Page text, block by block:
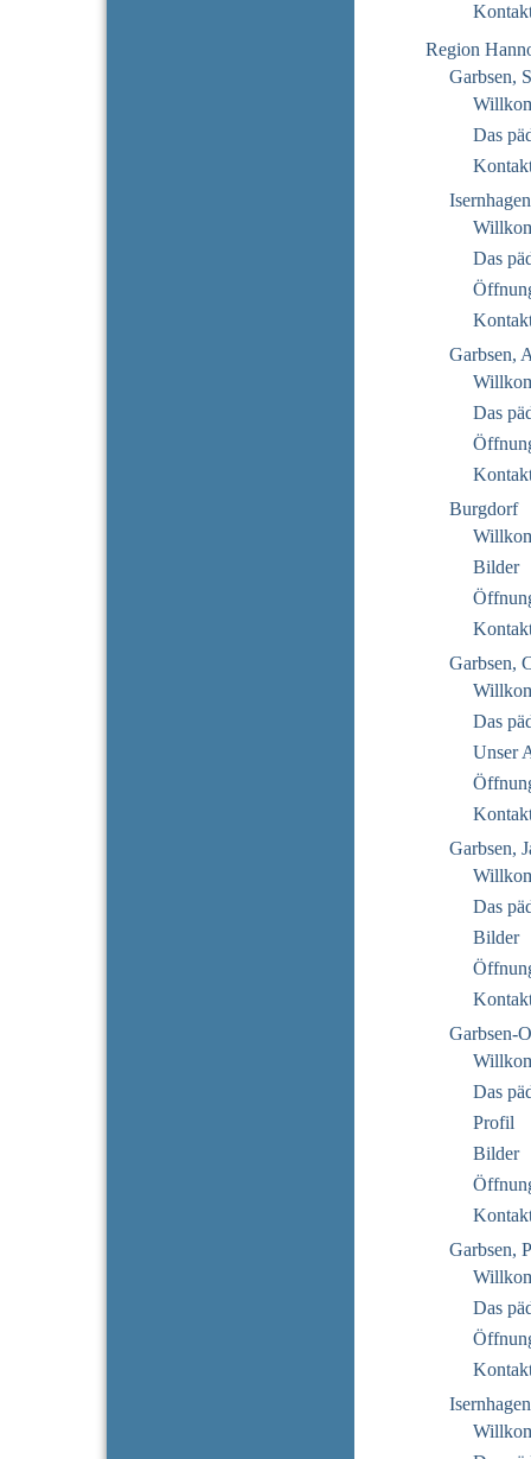
Region
Garbsen,
Das
Das
Garbsen,
Das
Burgdorf
Bilder
Garbsen,
Das
Unser
Garbsen,
Das
Bilder
Garbsen-
Das
Profil
Bilder
Garbsen,
Das